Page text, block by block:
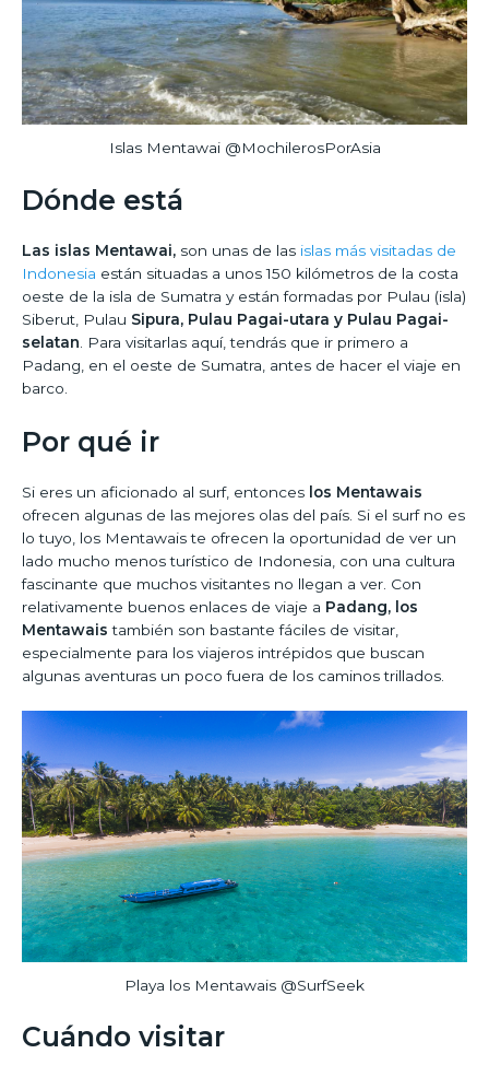
Islas Mentawai @MochilerosPorAsia
Dónde está
Las islas Mentawai, son unas de las islas más visitadas de
Indonesia están situadas a unos 150 kilómetros de la costa
oeste de la isla de Sumatra y están formadas por Pulau (isla)
Siberut, Pulau Sipura, Pulau Pagai-utara y Pulau Pagai-
selatan . Para visitarlas aquí, tendrás que ir primero a
Padang, en el oeste de Sumatra, antes de hacer el viaje en
barco.
Por qué ir
Si eres un aficionado al surf, entonces los Mentawais
ofrecen algunas de las mejores olas del país. Si el surf no es
lo tuyo, los Mentawais te ofrecen la oportunidad de ver un
lado mucho menos turístico de Indonesia, con una cultura
fascinante que muchos visitantes no llegan a ver. Con
relativamente buenos enlaces de viaje a Padang, los
Mentawais también son bastante fáciles de visitar,
especialmente para los viajeros intrépidos que buscan
algunas aventuras un poco fuera de los caminos trillados.
Playa los Mentawais @SurfSeek
Cuándo visitar